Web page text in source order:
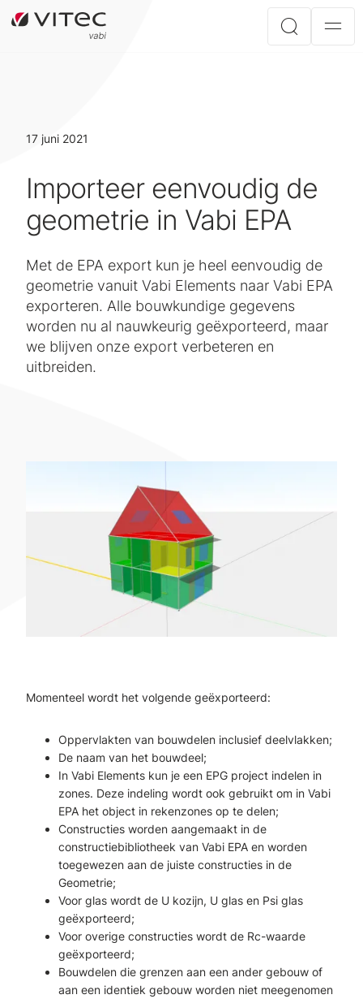
17 juni 2021
Importeer eenvoudig de
geometrie in Vabi EPA
Met de EPA export kun je heel eenvoudig de
geometrie vanuit Vabi Elements naar Vabi EPA
exporteren. Alle bouwkundige gegevens
worden nu al nauwkeurig geëxporteerd, maar
we blijven onze export verbeteren en
uitbreiden.
Momenteel wordt het volgende geëxporteerd:
Oppervlakten van bouwdelen inclusief deelvlakken;
De naam van het bouwdeel;
In Vabi Elements kun je een EPG project indelen in
zones. Deze indeling wordt ook gebruikt om in Vabi
EPA het object in rekenzones op te delen;
Constructies worden aangemaakt in de
constructiebibliotheek van Vabi EPA en worden
toegewezen aan de juiste constructies in de
Geometrie;
Voor glas wordt de U kozijn, U glas en Psi glas
geëxporteerd;
Voor overige constructies wordt de Rc-waarde
geëxporteerd;
Bouwdelen die grenzen aan een ander gebouw of
aan een identiek gebouw worden niet meegenomen